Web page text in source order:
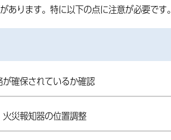
あります。特に以下の点に注意が必要です。
が確保されているか確認
火災報知器の位置調整